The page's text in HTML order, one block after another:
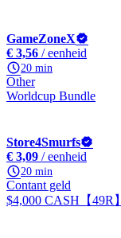
GameZoneX
€ 3,56 / eenheid
20 min
Other
Worldcup Bundle
Store4Smurfs
€ 3,09 / eenheid
20 min
Contant geld
$4,000 CASH【49R】